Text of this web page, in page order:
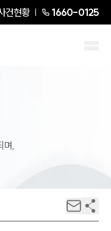
건현황 1660-0125
며,